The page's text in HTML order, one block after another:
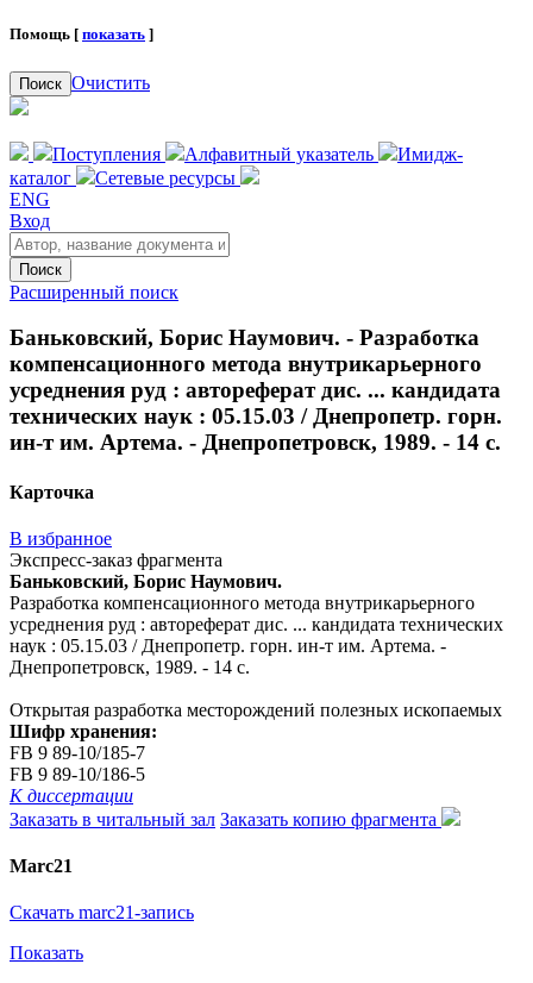
Помощь [ показать ]
Поиск Очистить
Поступления Алфавитный указатель
Имидж-
каталог
Сетевые ресурсы
ENG
Вход
Поиск
Расширенный поиск
Баньковский, Борис Наумович. - Разработка
компенсационного метода внутрикарьерного
усреднения руд : автореферат дис. ... кандидата
технических наук : 05.15.03 / Днепропетр. горн.
ин-т им. Артема. - Днепропетровск, 1989. - 14 с.
Карточка
В избранное
Экспресс-заказ фрагмента
Баньковский, Борис Наумович.
Разработка компенсационного метода внутрикарьерного
усреднения руд : автореферат дис. ... кандидата технических
наук : 05.15.03 / Днепропетр. горн. ин-т им. Артема. -
Днепропетровск, 1989. - 14 с.
Открытая разработка месторождений полезных ископаемых
Шифр хранения:
FB 9 89-10/185-7
FB 9 89-10/186-5
К диссертации
Заказать в читальный зал Заказать копию фрагмента
Marc21
Скачать marc21-запись
Показать